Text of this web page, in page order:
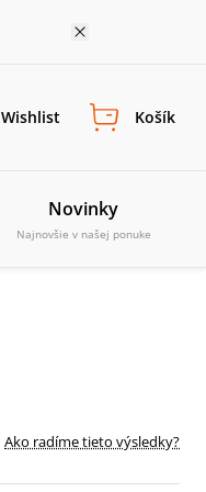
Wishlist Košík
Novinky
Najnovšie v našej ponuke
Ako radíme tieto výsledky?